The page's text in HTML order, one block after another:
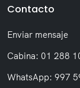
Contacto
Enviar mensaje
Cabina: 01 288
WhatsApp: 997